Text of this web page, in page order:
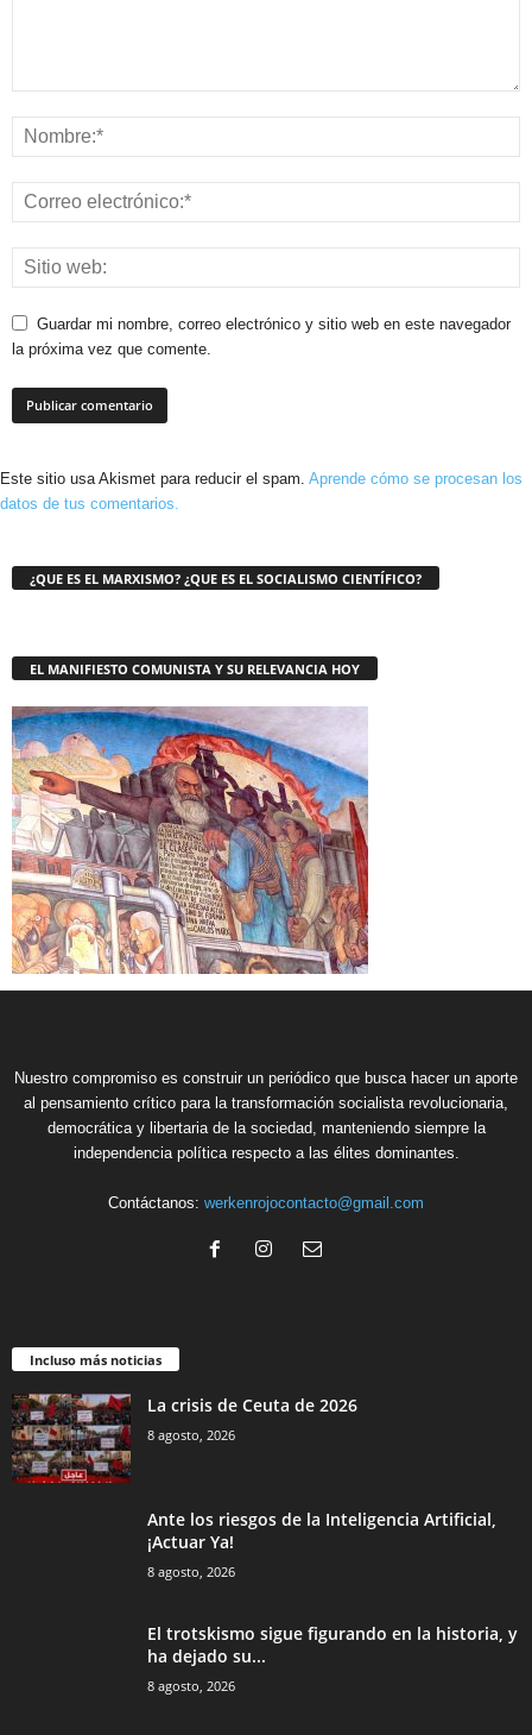
Guardar mi nombre, correo electrónico y sitio web en este navegador
la próxima vez que comente.
Este sitio usa Akismet para reducir el spam. Aprende cómo se procesan los
datos de tus comentarios.
¿QUE ES EL MARXISMO? ¿QUE ES EL SOCIALISMO CIENTÍFICO?
EL MANIFIESTO COMUNISTA Y SU RELEVANCIA HOY
Nuestro compromiso es construir un periódico que busca hacer un aporte
al pensamiento crítico para la transformación socialista revolucionaria,
democrática y libertaria de la sociedad, manteniendo siempre la
independencia política respecto a las élites dominantes.
Contáctanos: werkenrojocontacto@gmail.com
Incluso más noticias
La crisis de Ceuta de 2026
8 agosto, 2026
Ante los riesgos de la Inteligencia Artificial,
¡Actuar Ya!
8 agosto, 2026
El trotskismo sigue figurando en la historia, y
ha dejado su...
8 agosto, 2026